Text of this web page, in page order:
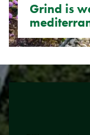
Grind is